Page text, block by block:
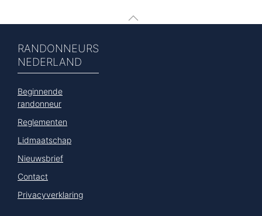
RANDONNEURS
NEDERLAND
Beginnende
randonneur
Reglementen
Lidmaatschap
Nieuwsbrief
Contact
Privacyverklaring